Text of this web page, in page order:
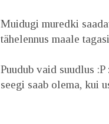
Muidugi muredki
tähelennus maale
Puudub vaid suudlus
seegi saab olema, kui